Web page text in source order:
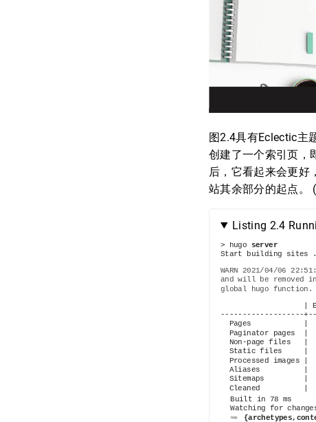
图2.4具有Eclectic主
创建了一个索引页，
后，它看起来会更好
站其余部分的起点。
Listing 2.4